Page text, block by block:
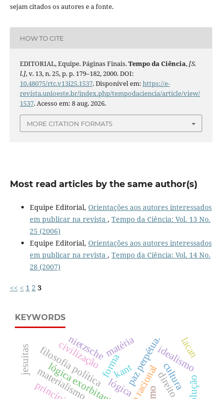
sejam citados os autores e a fonte.
HOW TO CITE
EDITORIAL, Equipe. Páginas Finais.Tempo da Ciência,[S.
l.], v. 13, n. 25, p. p. 179–182, 2000. DOI:
10.48075/rtc.v13i25.1537. Disponível em: https://e-
revista.unioeste.br/index.php/tempodaciencia/article/view/
1537. Acesso em: 8 aug. 2026.
MORE CITATION FORMATS
Most read articles by the same author(s)
Equipe Editorial, Orientações aos autores interessados
em publicar na revista , Tempo da Ciência: Vol. 13 No.
25 (2006)
Equipe Editorial, Orientações aos autores interessados
em publicar na revista , Tempo da Ciência: Vol. 14 No.
28 (2007)
<< < 1 2 3
KEYWORDS
lógica
lógica exorbitante.kant
filosofia política paz perpétua.idealismo
materialismo forma
matéria
civilização
cultura
nietzsche
jesuitas lacan